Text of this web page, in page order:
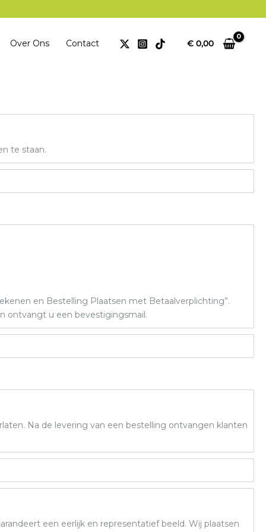
Over Ons Contact € 0,00
te staan.
en Bestelling Plaatsen met Betaalverplichting”.
ontvangt u een bevestigingsmail.
Na de levering van een bestelling ontvangen klanten
een eerlijk en representatief beeld. Wij plaatsen